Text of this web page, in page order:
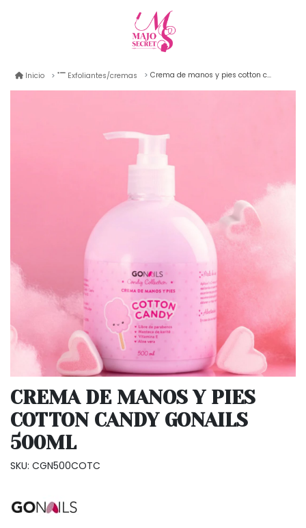
Inicio Exfoliantes/cremas Crema de manos y pies cotton candy gonails 500ml
CREMA DE MANOS Y PIES
COTTON CANDY GONAILS
500ML
SKU: CGN500COTC